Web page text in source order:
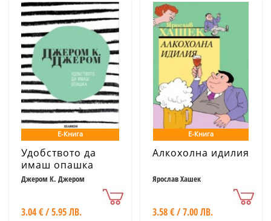
Е-Книга
Удобството да
имаш опашка
Джером К. Джером
3.04 € / 5.95 ЛВ.
Е-Книга
Алкохолна идилия
Ярослав Хашек
3.58 € / 7.00 ЛВ.